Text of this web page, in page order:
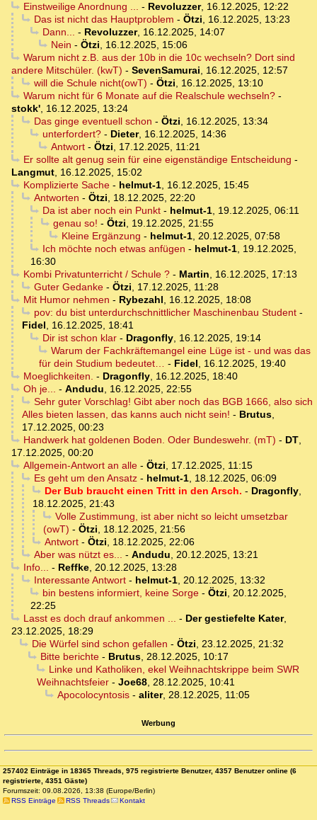
Einstweilige Anordnung ... - Revoluzzer, 16.12.2025, 12:22
Das ist nicht das Hauptproblem - Ötzi, 16.12.2025, 13:23
Dann... - Revoluzzer, 16.12.2025, 14:07
Nein - Ötzi, 16.12.2025, 15:06
Warum nicht z.B. aus der 10b in die 10c wechseln? Dort sind
andere Mitschüler. (kwT) - SevenSamurai, 16.12.2025, 12:57
will die Schule nicht(owT) - Ötzi, 16.12.2025, 13:10
Warum nicht für 6 Monate auf die Realschule wechseln?-
stokk', 16.12.2025, 13:24
Das ginge eventuell schon - Ötzi, 16.12.2025, 13:34
unterfordert?- Dieter, 16.12.2025, 14:36
Antwort- Ötzi, 17.12.2025, 11:21
Er sollte alt genug sein für eine eigenständige Entscheidung -
Langmut, 16.12.2025, 15:02
Komplizierte Sache- helmut-1, 16.12.2025, 15:45
Antworten - Ötzi, 18.12.2025, 22:20
Da ist aber noch ein Punkt- helmut-1, 19.12.2025, 06:11
genau so! - Ötzi, 19.12.2025, 21:55
Kleine Ergänzung - helmut-1, 20.12.2025, 07:58
Ich möchte noch etwas anfügen - helmut-1, 19.12.2025,
16:30
Kombi Privatunterricht / Schule ?- Martin, 16.12.2025, 17:13
Guter Gedanke- Ötzi, 17.12.2025, 11:28
Mit Humor nehmen - Rybezahl, 16.12.2025, 18:08
pov: du bist unterdurchschnittlicher Maschinenbau Student-
Fidel, 16.12.2025, 18:41
Dir ist schon klar- Dragonfly, 16.12.2025, 19:14
Warum der Fachkräftemangel eine Lüge ist - und was das
für dein Studium bedeutet… - Fidel, 16.12.2025, 19:40
Moeglichkeiten. - Dragonfly, 16.12.2025, 18:40
Oh je... - Andudu, 16.12.2025, 22:55
Sehr guter Vorschlag! Gibt aber noch das BGB 1666, also sich
Alles bieten lassen, das kanns auch nicht sein! - Brutus,
17.12.2025, 00:23
Handwerk hat goldenen Boden. Oder Bundeswehr. (mT) - DT,
17.12.2025, 00:20
Allgemein-Antwort an alle- Ötzi, 17.12.2025, 11:15
Es geht um den Ansatz- helmut-1, 18.12.2025, 06:09
Der Bub braucht einen Tritt in den Arsch. - Dragonfly,
18.12.2025, 21:43
Volle Zustimmung, ist aber nicht so leicht umsetzbar
(owT) - Ötzi, 18.12.2025, 21:56
Antwort- Ötzi, 18.12.2025, 22:06
Aber was nützt es... - Andudu, 20.12.2025, 13:21
Info... - Reffke, 20.12.2025, 13:28
Interessante Antwort- helmut-1, 20.12.2025, 13:32
bin bestens informiert, keine Sorge- Ötzi, 20.12.2025,
22:25
Lasst es doch drauf ankommen ... - Der gestiefelte Kater,
23.12.2025, 18:29
Die Würfel sind schon gefallen - Ötzi, 23.12.2025, 21:32
Bitte berichte- Brutus, 28.12.2025, 10:17
Linke und Katholiken, ekel Weihnachtskrippe beim SWR
Weihnachtsfeier - Joe68, 28.12.2025, 10:41
Apocolocyntosis- aliter, 28.12.2025, 11:05
Werbung
257402 Einträge in 18365 Threads, 975 registrierte Benutzer, 4357 Benutzer online (6
registrierte, 4351 Gäste)
Forumszeit: 09.08.2026, 13:38 (Europe/Berlin)
RSS Einträge
RSS Threads Kontakt